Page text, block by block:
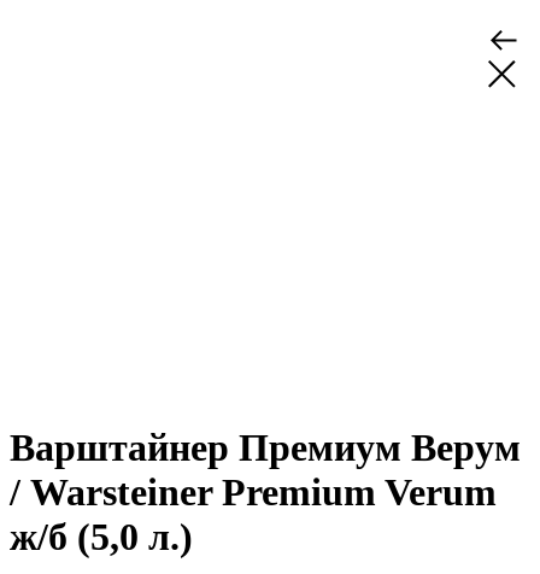
Варштайнер Премиум Верум
/ Warsteiner Premium Verum
ж/б (5,0 л.)